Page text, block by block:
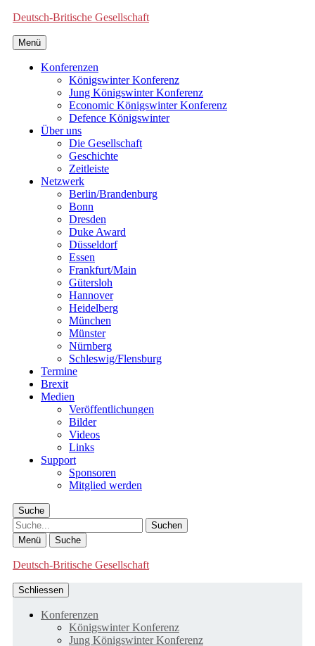
Deutsch-Britische Gesellschaft
Menü
Konferenzen
Königswinter Konferenz
Jung Königswinter Konferenz
Economic Königswinter Konferenz
Defence Königswinter
Über uns
Die Gesellschaft
Geschichte
Zeitleiste
Netzwerk
Berlin/Brandenburg
Bonn
Dresden
Duke Award
Düsseldorf
Essen
Frankfurt/Main
Gütersloh
Hannover
Heidelberg
München
Münster
Nürnberg
Schleswig/Flensburg
Termine
Brexit
Medien
Veröffentlichungen
Bilder
Videos
Links
Support
Sponsoren
Mitglied werden
Suche
Suche
Menü Suche
Deutsch-Britische Gesellschaft
Schliessen
Konferenzen
Königswinter Konferenz
Jung Königswinter Konferenz